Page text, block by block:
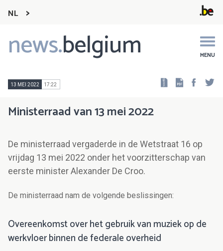
NL
news.belgium MENU
Main
navigation
13 MEI 2022 17:22
Ministerraad van 13 mei 2022
De ministerraad vergaderde in de Wetstraat 16 op
vrijdag 13 mei 2022 onder het voorzitterschap van
eerste minister Alexander De Croo.
De ministerraad nam de volgende beslissingen:
Overeenkomst over het gebruik van muziek op de
werkvloer binnen de federale overheid